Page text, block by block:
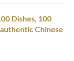
Dishes, 100
Chinese